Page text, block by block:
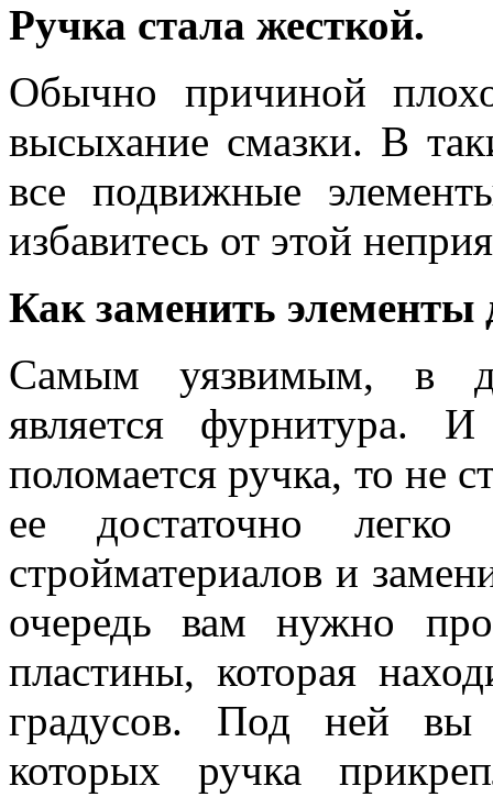
Ручка стала жесткой.
Обычно причиной
высыхание смазки. В
все подвижные
избавитесь от этой
Как заменить
Самым уязвимым, в
является фурнитура.
поломается ручка, то не
ее достаточно
стройматериалов и
очередь вам нужно
пластины, которая
градусов. Под ней
которых ручка